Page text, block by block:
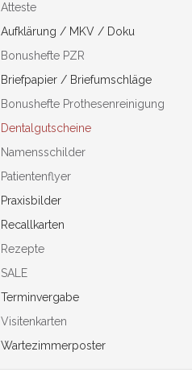
Atteste
Aufklärung / MKV / Doku
Bonushefte PZR
Briefpapier / Briefumschläge
Bonushefte Prothesenreinigung
Dentalgutscheine
Namensschilder
Patientenflyer
Praxisbilder
Recallkarten
Rezepte
SALE
Terminvergabe
Visitenkarten
Wartezimmerposter